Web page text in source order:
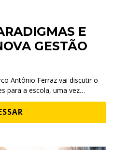
E
GESTÃO
Antônio Ferraz vai discutir o
para a escola, uma vez…